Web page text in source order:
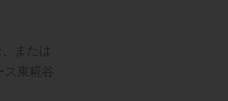
または
ス東糀谷